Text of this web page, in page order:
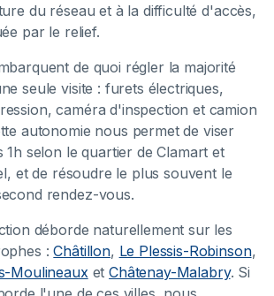
du réseau et à la difficulté d'accès,
par le relief.
de quoi régler la majorité
seule visite : furets électriques,
caméra d'inspection et camion
autonomie nous permet de viser
1h selon le quartier de Clamart et
et de résoudre le plus souvent le
rendez-vous.
déborde naturellement sur les
:Châtillon, Le Plessis-Robinson,
Moulineaux etChâtenay-Malabry. Si